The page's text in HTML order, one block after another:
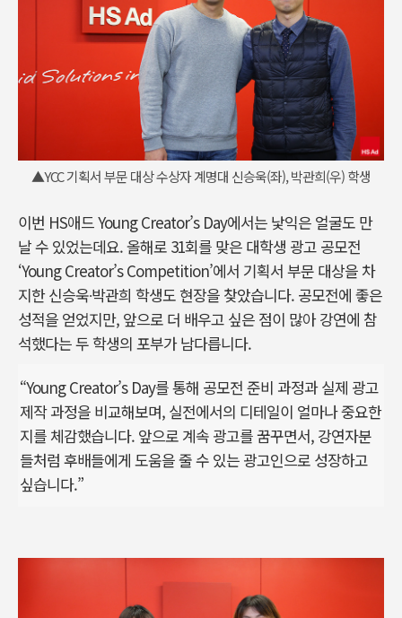
▲YCC 기획서 부문 대상 수상자 계명대 신승욱(좌), 박관희(우) 학생
이번 HS애드 Young Creator’s Day에서는 낯익은 얼굴도 만
날 수 있었는데요. 올해로 31회를 맞은 대학생 광고 공모전
‘Young Creator’s Competition’에서 기획서 부문 대상을 차
지한 신승욱∙박관희 학생도 현장을 찾았습니다. 공모전에 좋은
성적을 얻었지만, 앞으로 더 배우고 싶은 점이 많아 강연에 참
석했다는 두 학생의 포부가 남다릅니다.
“Young Creator’s Day를 통해 공모전 준비 과정과 실제 광고
제작 과정을 비교해보며, 실전에서의 디테일이 얼마나 중요한
지를 체감했습니다. 앞으로 계속 광고를 꿈꾸면서, 강연자분
들처럼 후배들에게 도움을 줄 수 있는 광고인으로 성장하고
싶습니다.”